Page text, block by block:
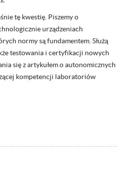
tę kwestię. Piszemy o
urządzeniach
normy są fundamentem. Służą
testowania i certyfikacji nowych
się z artykułem o autonomicznych
kompetencji laboratoriów